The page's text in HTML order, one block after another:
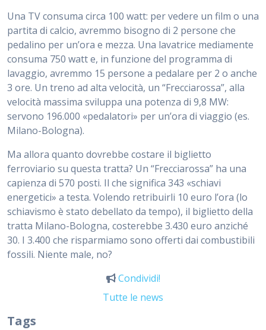
Una TV consuma circa 100 watt: per vedere un film o una
partita di calcio, avremmo bisogno di 2 persone che
pedalino per un’ora e mezza. Una lavatrice mediamente
consuma 750 watt e, in funzione del programma di
lavaggio, avremmo 15 persone a pedalare per 2 o anche
3 ore. Un treno ad alta velocità, un “Frecciarossa”, alla
velocità massima sviluppa una potenza di 9,8 MW:
servono 196.000 «pedalatori» per un’ora di viaggio (es.
Milano-Bologna).
Ma allora quanto dovrebbe costare il biglietto
ferroviario su questa tratta? Un “Frecciarossa” ha una
capienza di 570 posti. Il che significa 343 «schiavi
energetici» a testa. Volendo retribuirli 10 euro l’ora (lo
schiavismo è stato debellato da tempo), il biglietto della
tratta Milano-Bologna, costerebbe 3.430 euro anziché
30. I 3.400 che risparmiamo sono offerti dai combustibili
fossili. Niente male, no?
Condividi!
Tutte le news
Tags